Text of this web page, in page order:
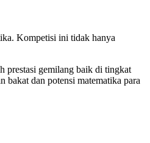
Kompetisi ini tidak hanya
prestasi gemilang baik di tingkat
bakat dan potensi matematika para